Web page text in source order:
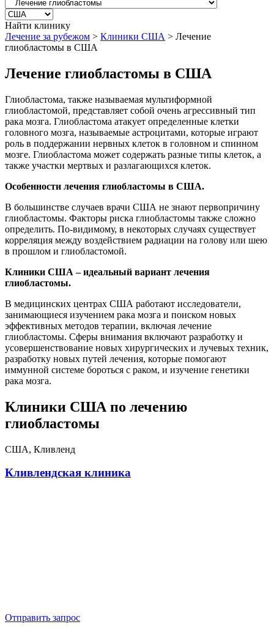
Найти клинику
Лечение за рубежом > Клиники США > Лечение
глиобластомы в США
Лечение глиобластомы в США
Глиобластома, также называемая мультиформной
глиобластомой, представляет собой очень агрессивный тип
рака мозга. Глиобластома атакует определенные клетки
головного мозга, называемые астроцитами, которые играют
роль в поддержании нервных клеток в головном и спинном
мозге. Глиобластома может содержать разные типы клеток, а
также участки мертвых и разлагающихся клеток.
Особенности лечения глиобластомы в США.
В большинстве случаев врачи США не знают первопричину
глиобластомы. Факторы риска глиобластомы также сложно
определить. По-видимому, в некоторых случаях существует
корреляция между воздействием радиации на голову или шею
в прошлом и глиобластомой.
Клиники США – идеальный вариант лечения
глиобластомы.
В медицинских центрах США работают исследователи,
занимающиеся изучением рака мозга и поиском новых
эффективных методов терапии, включая лечение
глиобластомы. Сферы внимания включают разработку и
усовершенствование новых хирургических и лучевых техник,
разработку новых путей лечения, которые помогают
иммунной системе бороться с раком, и изучение генетики
рака мозга.
Клиники США по лечению
глиобластомы
США, Кливленд
Кливлендская клиника
Отправить запрос